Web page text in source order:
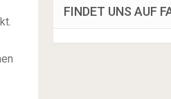
FINDET UNS AUF